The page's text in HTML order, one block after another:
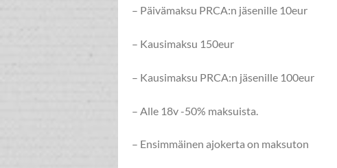
– Päivämaksu PRCA:n jäsenille 10eur
– Kausimaksu 150eur
– Kausimaksu PRCA:n jäsenille 100eur
– Alle 18v -50% maksuista.
– Ensimmäinen ajokerta on maksuton